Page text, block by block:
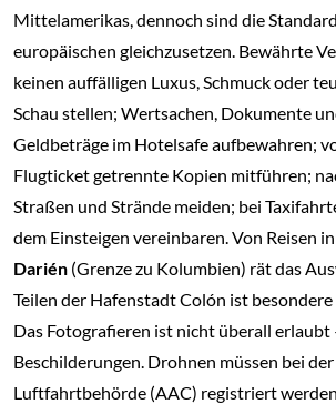
Mittelamerikas, dennoch sind die
europäischen gleichzusetzen. Bewährte
keinen auffälligen Luxus, Schmuck oder
Schau stellen; Wertsachen, Dokumente
Geldbeträge im Hotelsafe aufbewahren;
Flugticket getrennte Kopien mitführen;
Straßen und Strände meiden; bei
dem Einsteigen vereinbaren. Von Reisen
Darién (Grenze zu Kolumbien) rät das
Teilen der Hafenstadt Colón ist
Das Fotografieren ist nicht überall erlaubt
Beschilderungen. Drohnen müssen bei
Luftfahrtbehörde (AAC) registriert